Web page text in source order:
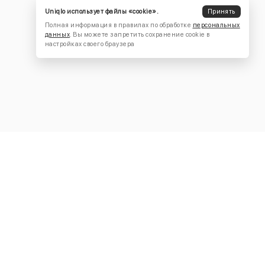
Uniqlo использует файлы «cookie».
Принять
Полная информация в правилах по обработке персональных
данных. Вы можете запретить сохранение cookie в
настройках своего браузера